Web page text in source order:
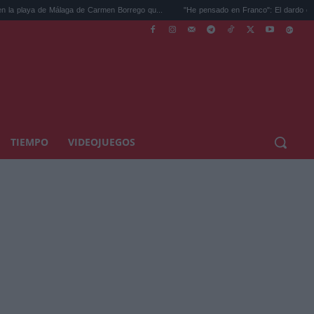
de Carmen Borrego qu... "He pensado en Franco": El dardo de un
TIEMPO VIDEOJUEGOS